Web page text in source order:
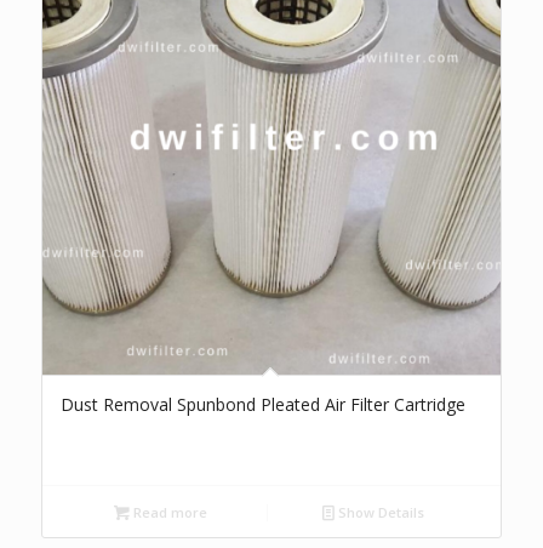
Dust Removal Spunbond Pleated Air Filter Cartridge
Read more Show Details